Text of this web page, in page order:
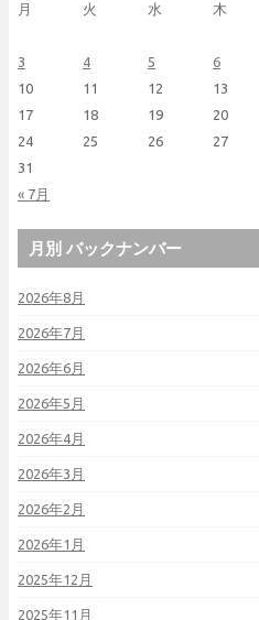
月
火 水 木
« 7月
3
4 5 6
10
11 12 13
17
18 19 20
24
25 26 27
31
月別 バックナンバー
2026年8月
2026年7月
2026年6月
2026年5月
2026年4月
2026年3月
2026年2月
2026年1月
2025年12月
2025年11月